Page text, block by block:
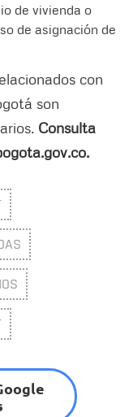
de vivienda o
de asignación de
con
son
Consulta